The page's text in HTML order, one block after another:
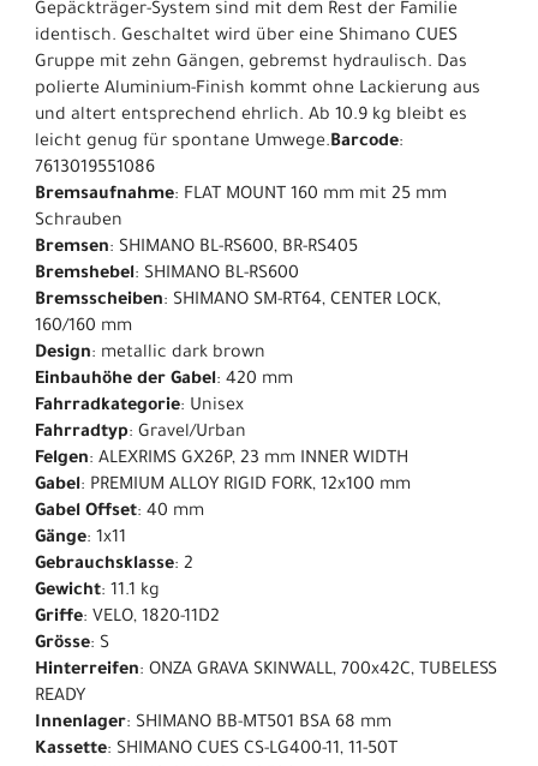
Gepäckträger-System sind mit dem Rest der Familie
identisch. Geschaltet wird über eine Shimano CUES
Gruppe mit zehn Gängen, gebremst hydraulisch. Das
polierte Aluminium-Finish kommt ohne Lackierung aus
und altert entsprechend ehrlich. Ab 10.9 kg bleibt es
leicht genug für spontane Umwege.Barcode:
7613019551086
Bremsaufnahme: FLAT MOUNT 160 mm mit 25 mm
Schrauben
Bremsen: SHIMANO BL-RS600, BR-RS405
Bremshebel: SHIMANO BL-RS600
Bremsscheiben: SHIMANO SM-RT64, CENTER LOCK,
160/160 mm
Design: metallic dark brown
Einbauhöhe der Gabel: 420 mm
Fahrradkategorie: Unisex
Fahrradtyp: Gravel/Urban
Felgen: ALEXRIMS GX26P, 23 mm INNER WIDTH
Gabel: PREMIUM ALLOY RIGID FORK, 12x100 mm
Gabel Offset: 40 mm
Gänge: 1x11
Gebrauchsklasse: 2
Gewicht: 11.1 kg
Griffe: VELO, 1820-11D2
Grösse: S
Hinterreifen: ONZA GRAVA SKINWALL, 700x42C, TUBELESS
READY
Innenlager: SHIMANO BB-MT501 BSA 68 mm
Kassette: SHIMANO CUES CS-LG400-11, 11-50T